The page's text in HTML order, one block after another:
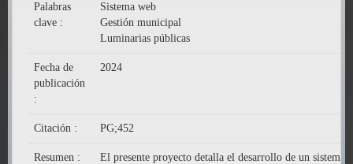
Palabras
clave :
Sistema web
Gestión municipal
Luminarias públicas
Fecha de
publicación
:
2024
Citación : PG;452
Resumen :
El presente proyecto detalla el desarrollo de un sistema